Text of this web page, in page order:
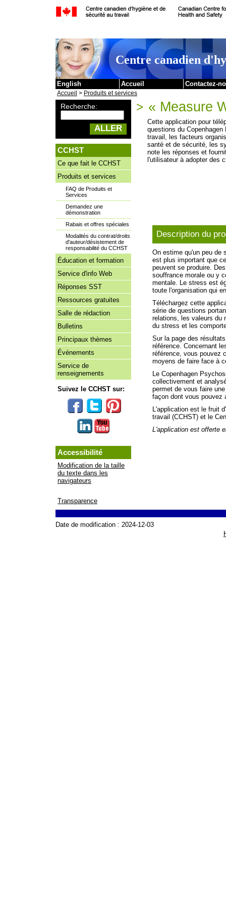
Centre canadien
English Accueil Contactez-
Accueil > Produits et services
Recherche:
ALLER
CCHST
Ce que fait le CCHST
Produits et services
FAQ de Produits et
Services
Demandez une
démonstration
Rabais et offres spéciales
Modalités du contrat/droits
d'auteur/désistement de
responsabilité du CCHST
Éducation et formation
Service d'info Web
Réponses SST
Ressources gratuites
Salle de rédaction
Bulletins
Principaux thèmes
Événements
Service de
renseignements
Suivez le CCHST sur:
Accessibilité
Modification de la taille
du texte dans les
navigateurs
Transparence
> « Measure
Cette application pour
questions du
travail, les facteurs
santé et de sécurité, les
note les réponses et
l'utilisateur à adopter des
Description du
On estime qu'un peu de
est plus important que
peuvent se produire.
souffrance morale ou y
mentale. Le stress est
toute l'organisation qui
Téléchargez cette
série de questions
relations, les valeurs du
du stress et les
Sur la page des
référence. Concernant
référence, vous pouvez
moyens de faire face à
Le Copenhagen
collectivement et
permet de vous faire
façon dont vous pouvez
L'application est le fruit
travail (CCHST) et le
L'application est offerte
Date de modification : 2024-12-03